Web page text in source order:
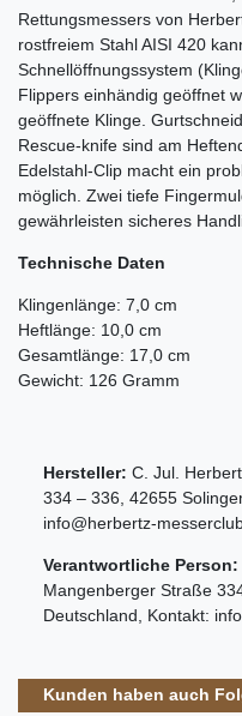
Rettungsmessers von
rostfreiem Stahl AISI 420
Schnellöffnungssystem
Flippers einhändig geöffnet
geöffnete Klinge.
Rescue-knife sind am
Edelstahl-Clip macht ein
möglich. Zwei tiefe
gewährleisten sicheres
Technische Daten
Klingenlänge: 7,0 cm
Heftlänge: 10,0 cm
Gesamtlänge: 17,0 cm
Gewicht: 126 Gramm
Hersteller: C. Jul.
334 – 336 42655
info@herbertz-
Verantwortliche Person:
Mangenberger Straße
Deutschland , Kontakt:
Kunden haben auch